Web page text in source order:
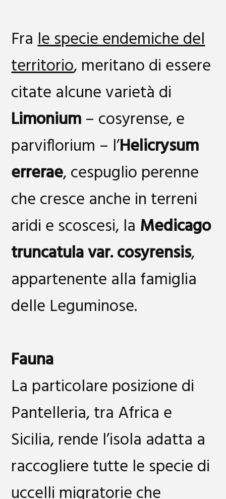
Frale specie endemiche del
territorio, meritano di essere
citate alcune varietà di
Limonium– cosyrense, e
parviflorium – l’Helicrysum
errerae, cespuglio perenne
che cresce anche in terreni
aridi e scoscesi, la Medicago
truncatula var. cosyrensis,
appartenente alla famiglia
delle Leguminose.
Fauna
La particolare posizione di
Pantelleria, tra Africa e
Sicilia, rende l’isola adatta a
raccogliere tutte le specie di
uccelli migratorie che